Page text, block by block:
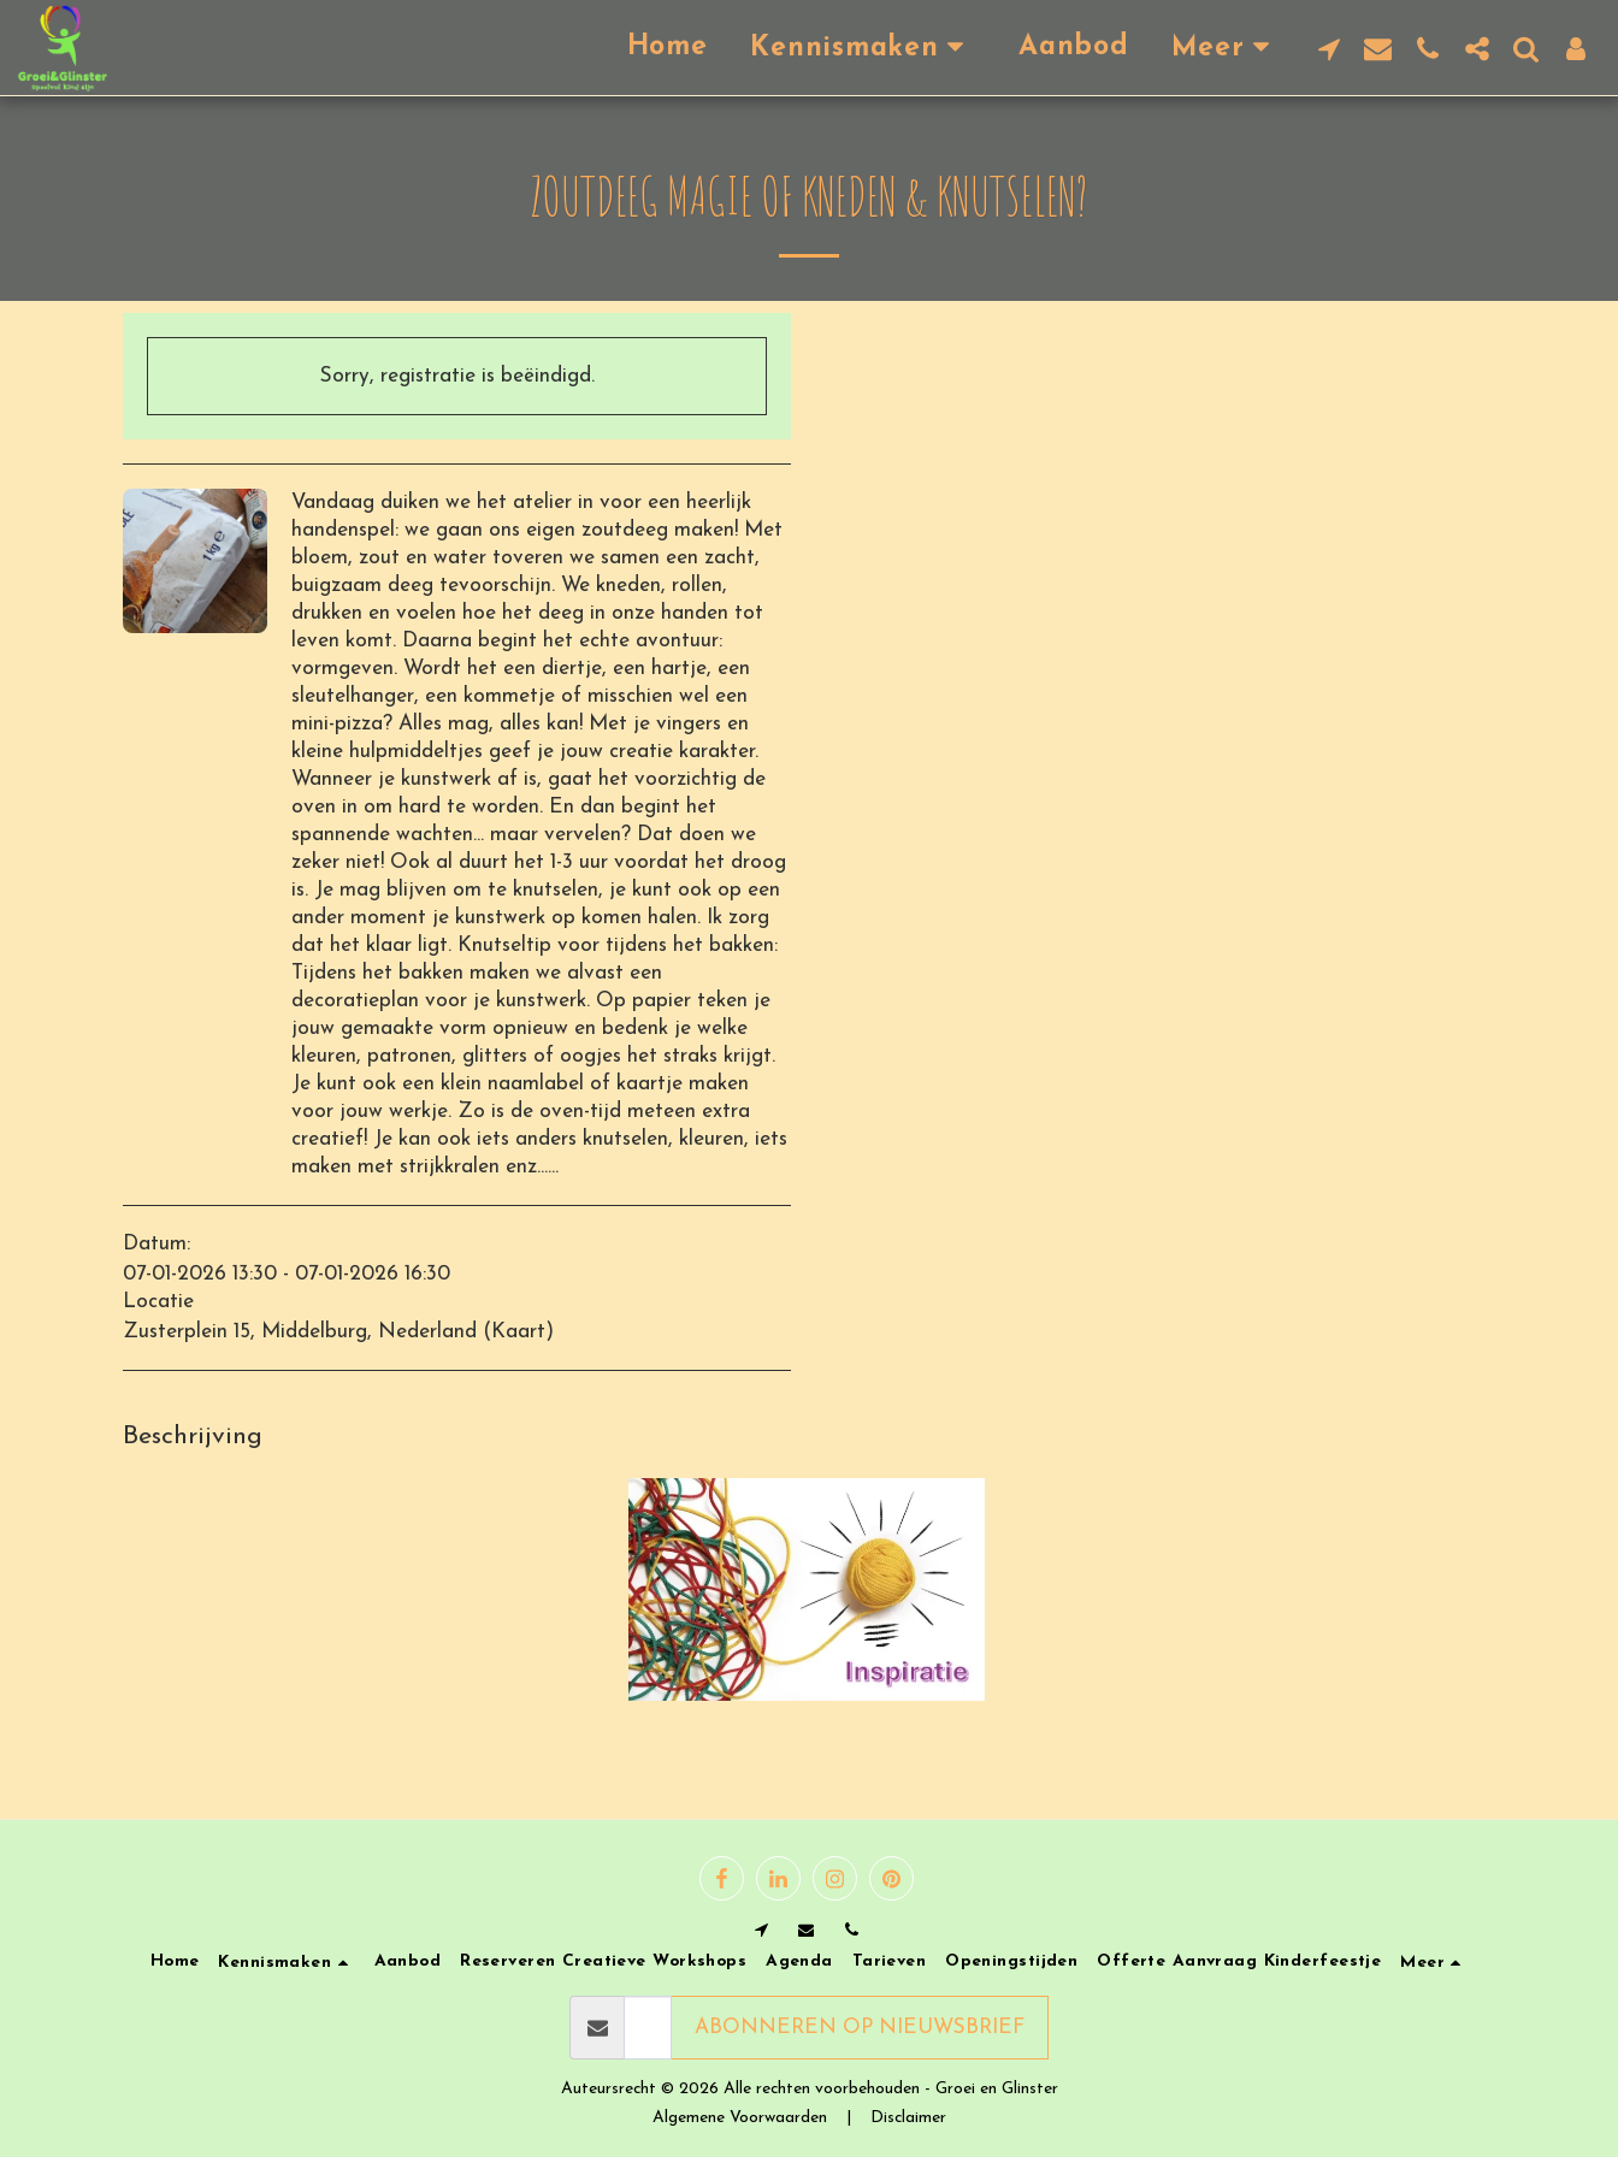
Home Kennismaken Aanbod Meer
ZOUTDEEG MAGIE OF KNEDEN & KNUTSELEN?
Sorry, registratie is beëindigd.
Vandaag duiken we het atelier in voor een heerlijk
handenspel: we gaan ons eigen zoutdeeg maken! Met
bloem, zout en water toveren we samen een zacht,
buigzaam deeg tevoorschijn. We kneden, rollen,
drukken en voelen hoe het deeg in onze handen tot
leven komt. Daarna begint het echte avontuur:
vormgeven. Wordt het een diertje, een hartje, een
sleutelhanger, een kommetje of misschien wel een
mini-pizza? Alles mag, alles kan! Met je vingers en
kleine hulpmiddeltjes geef je jouw creatie karakter.
Wanneer je kunstwerk af is, gaat het voorzichtig de
oven in om hard te worden. En dan begint het
spannende wachten… maar vervelen? Dat doen we
zeker niet! Ook al duurt het 1-3 uur voordat het droog
is. Je mag blijven om te knutselen, je kunt ook op een
ander moment je kunstwerk op komen halen. Ik zorg
dat het klaar ligt. Knutseltip voor tijdens het bakken:
Tijdens het bakken maken we alvast een
decoratieplan voor je kunstwerk. Op papier teken je
jouw gemaakte vorm opnieuw en bedenk je welke
kleuren, patronen, glitters of oogjes het straks krijgt.
Je kunt ook een klein naamlabel of kaartje maken
voor jouw werkje. Zo is de oven-tijd meteen extra
creatief! Je kan ook iets anders knutselen, kleuren, iets
maken met strijkkralen enz......
Datum:
07-01-2026 13:30 - 07-01-2026 16:30
Locatie
Zusterplein 15, Middelburg, Nederland ( Kaart )
Beschrijving
Home Kennismaken Aanbod Reserveren Creatieve Workshops Agenda Tarieven Openingstijden Offerte Aanvraag Kinderfeestje Meer
ABONNEREN OP NIEUWSBRIEF
Auteursrecht © 2026 Alle rechten voorbehouden - Groei en Glinster
Algemene Voorwaarden
Disclaimer